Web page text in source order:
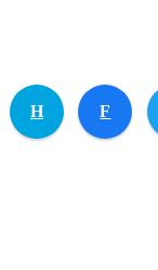
H F